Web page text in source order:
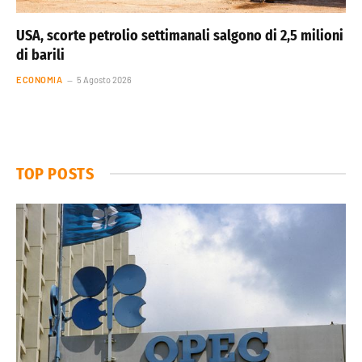
USA, scorte petrolio settimanali salgono di 2,5 milioni
di barili
ECONOMIA 5 Agosto 2026
TOP POSTS